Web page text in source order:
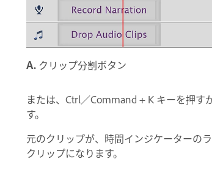
A. クリップ分割ボタン
または、Ctrl／Command + K キーを押す
す。
元のクリップが、時間インジケーターの
クリップになります。